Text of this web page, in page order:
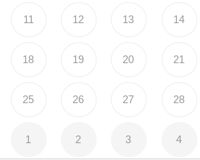
11 12 13 14
18 19 20 21
25 26 27 28
1 2 3 4